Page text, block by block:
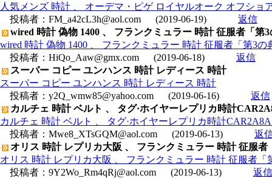
人気メンズ 時計 、 オーデマ・ピゲ ロイヤルオーク オフショ
投稿者： FM_a42cL3h@aol.com (2019-06-19)
返信
wired 時計 偽物 1400 、 フランクミュラー 時計 征服者「第
wired 時計 偽物 1400 、 フランクミュラー 時計 征服者「第3
投稿者： HiQo_Aaw@gmx.com (2019-06-18)
返信
スーパー コピー ユンハンス 時計 レディース 時計
スーパー コピー ユンハンス 時計 レディース 時計
投稿者： y2Q_wmw85@yahoo.com (2019-06-16)
返信
カルチェ 時計 ベルト 、 タグ·ホイヤーレプリカ時計
カルチェ 時計 ベルト 、 タグ·ホイヤーレプリカ時計
投稿者： Mwe8_XTsGQM@aol.com (2019-06-13)
返
オリス 時計 レプリカ大阪 、 フランクミュラー 時計 征服
オリス 時計 レプリカ大阪 、 フランクミュラー 時計 征服者
投稿者： 9Y2Wo_Rm4qRj@aol.com (2019-06-13)
返信